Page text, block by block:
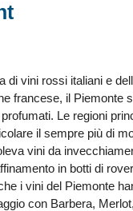
di vini rossi italiani e
francese, il Piemonte
Le regioni
il sempre più di
vini da
in botti di
i vini del Piemonte
con Barbera,